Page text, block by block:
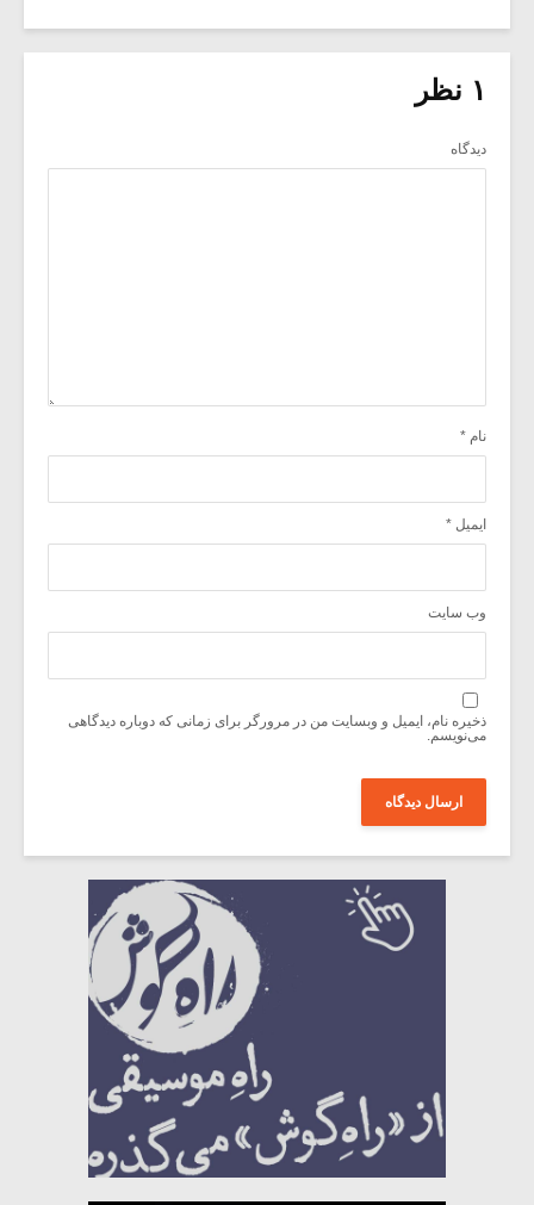
۱ نظر
دیدگاه
نام *
ایمیل *
وب‌ سایت
ذخیره نام، ایمیل و وبسایت من در مرورگر برای زمانی که دوباره دیدگاهی
می‌نویسم.